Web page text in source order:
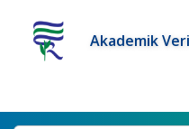
Akademik